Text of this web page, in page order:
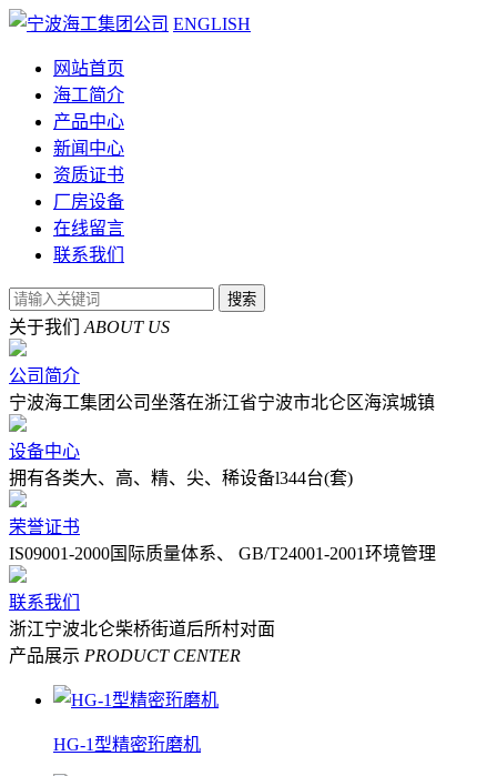
ENGLISH
网站首页
海工简介
产品中心
新闻中心
资质证书
厂房设备
在线留言
联系我们
关于我们 ABOUT US
公司简介
宁波海工集团公司坐落在浙江省宁波市北仑区海滨城镇
设备中心
拥有各类大、高、精、尖、稀设备l344台(套)
荣誉证书
IS09001-2000国际质量体系、 GB/T24001-2001环境管理
联系我们
浙江宁波北仑柴桥街道后所村对面
产品展示 PRODUCT CENTER
HG-1型精密珩磨机